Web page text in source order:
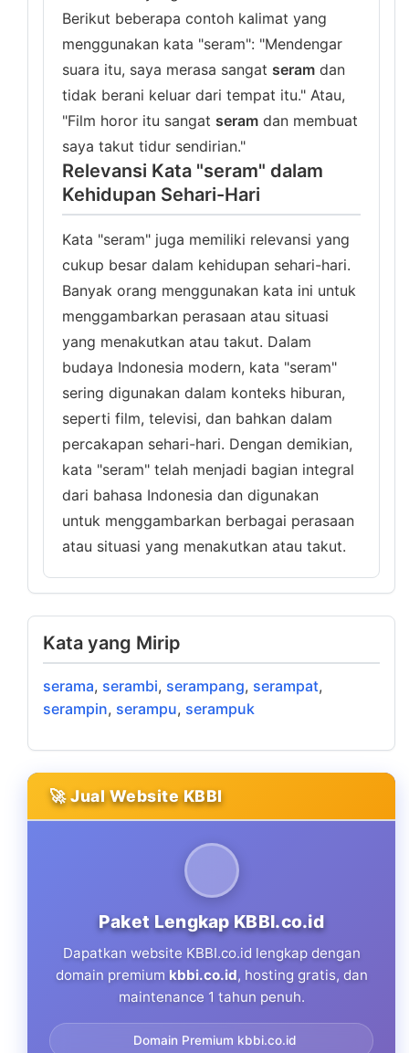
Berikut beberapa contoh kalimat yang
menggunakan kata "seram": "Mendengar
suara itu, saya merasa sangat seram dan
tidak berani keluar dari tempat itu." Atau,
"Film horor itu sangat seram dan membuat
saya takut tidur sendirian."
Relevansi Kata "seram" dalam
Kehidupan Sehari-Hari
Kata "seram" juga memiliki relevansi yang
cukup besar dalam kehidupan sehari-hari.
Banyak orang menggunakan kata ini untuk
menggambarkan perasaan atau situasi
yang menakutkan atau takut. Dalam
budaya Indonesia modern, kata "seram"
sering digunakan dalam konteks hiburan,
seperti film, televisi, dan bahkan dalam
percakapan sehari-hari. Dengan demikian,
kata "seram" telah menjadi bagian integral
dari bahasa Indonesia dan digunakan
untuk menggambarkan berbagai perasaan
atau situasi yang menakutkan atau takut.
Kata yang Mirip
serama, serambi, serampang, serampat,
serampin, serampu, serampuk
🚀 Jual Website KBBI
Paket Lengkap KBBI.co.id
Dapatkan website KBBI.co.id lengkap dengan
domain premium kbbi.co.id, hosting gratis, dan
maintenance 1 tahun penuh.
Domain Premium kbbi.co.id